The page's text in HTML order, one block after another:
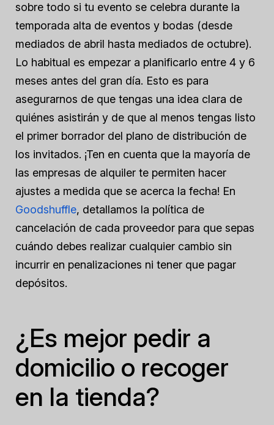
sobre todo si tu evento se celebra durante la
temporada alta de eventos y bodas (desde
mediados de abril hasta mediados de octubre).
Lo habitual es empezar a planificarlo entre 4 y 6
meses antes del gran día. Esto es para
asegurarnos de que tengas una idea clara de
quiénes asistirán y de que al menos tengas listo
el primer borrador del plano de distribución de
los invitados. ¡Ten en cuenta que la mayoría de
las empresas de alquiler te permiten hacer
ajustes a medida que se acerca la fecha! En
Goodshuffle, detallamos la política de
cancelación de cada proveedor para que sepas
cuándo debes realizar cualquier cambio sin
incurrir en penalizaciones ni tener que pagar
depósitos.
¿Es mejor pedir a
domicilio o recoger
en la tienda?